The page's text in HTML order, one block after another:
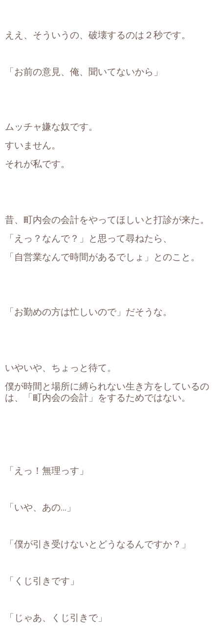
ええ、そういうの、破壊するのは２秒です。
「お前の意見、俺、聞いてないから」
ムッチャ嫌な奴です。
すいません。
それが私です。
昔、町内会の会計をやってほしいと打診が来た。
「えっ？なんで？」と思って尋ねたら、
「自営業なんで時間があるでしょ」とのこと。
「お勤めの方は忙しいので」だそうな。
いやいや、ちょっと待て。
僕が時間と場所に縛られない生き方をしているの
は、「町内会の会計」をするためではない。
「えっ！無理っす」
「いや、あの…」
「僕が引き受けないとどうなるんですか？」
「くじ引きです」
「じゃあ、くじ引きで」